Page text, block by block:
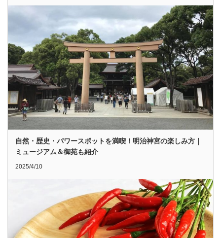
自然・歴史・パワースポットを満喫！明治神宮の楽しみ方｜
ミュージアム＆御苑も紹介
2025/4/10